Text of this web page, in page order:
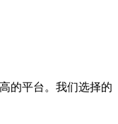
的平台。我们选择的